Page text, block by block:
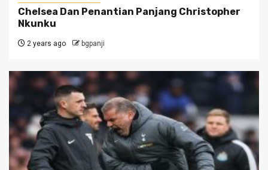
Chelsea Dan Penantian Panjang Christopher
Nkunku
2 years ago bgpanji